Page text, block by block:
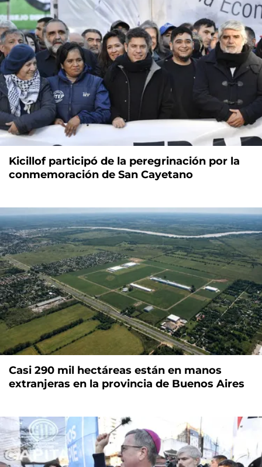
Kicillof participó de la peregrinación por la
conmemoración de San Cayetano
Casi 290 mil hectáreas están en manos
extranjeras en la provincia de Buenos Aires